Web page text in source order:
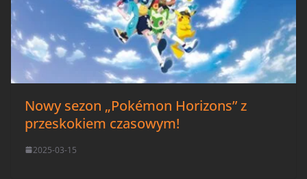
Nowy sezon „Pokémon Horizons” z
przeskokiem czasowym!
2025-03-15